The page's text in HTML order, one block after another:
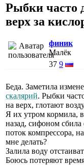
Рыбки часто
верх за
финик
Малёк
37 9
Беда. Заметила
скалярий. Рыбки
на верх, глотают
Я их утром кормила,
назад, сифоном
поток компрессора,
мне делать?
Залила воду
Боюсь потеряют